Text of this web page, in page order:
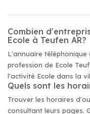
Combien
Ecole à Teufen AR?
L'annuaire
profession de Ecole
l'activité Ecole dans la
Quels sont les
Trouver les horaires
consultant leurs pages.